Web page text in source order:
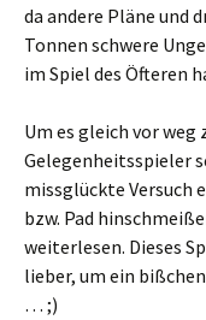
da andere Pläne und
Tonnen schwere
im Spiel des Öfteren
Um es gleich vor weg
Gelegenheitsspieler
missglückte Versuch
bzw. Pad
weiterlesen. Dieses
lieber, um ein
… ;)